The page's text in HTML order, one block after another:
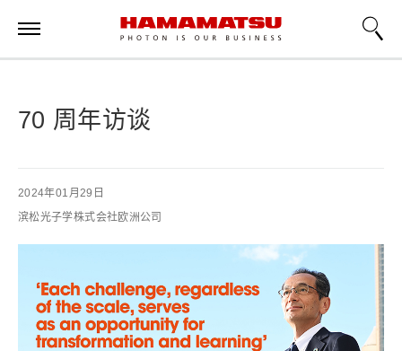
70 周年访谈
2024年01月29日
滨松光子学株式会社欧洲公司